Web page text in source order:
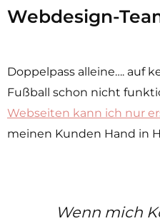
Webdesign-
Doppelpass alleine…. auf
Fußball schon nicht
Webseiten kann ich nur
meinen Kunden Hand in
Wenn mich